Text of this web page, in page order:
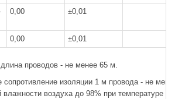
0,00 ±0,01
0,00 ±0,01
проводов - не менее 65 м.
сопротивление изоляции 1 м провода - не
влажности воздуха до 98% при температуре